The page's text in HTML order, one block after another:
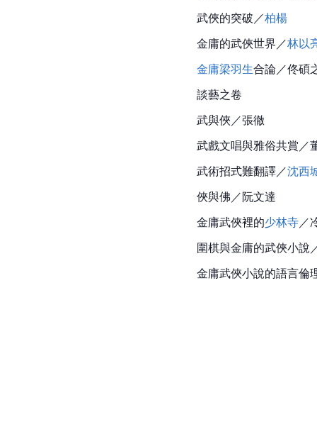
武俠的突破／柏楊
金庸的武俠世界／林以
金庸梁羽生合論／佟碩
談藝之卷
武與俠／張徹
武戲文唱與雅俗共賞／
武術招式難翻譯／沈西
俠與佛／阮文達
金庸武俠裡的少林寺 ／
圍棋與金庸的武俠小說
金庸武俠小說的語言倫